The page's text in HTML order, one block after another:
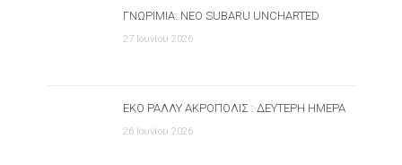
ΓΝΩΡΙΜΊΑ: ΝΈΟ SUBARU UNCHARTED
27 Ιουνίου 2026
ΕΚΟ ΡΆΛΛΥ ΑΚΡΌΠΟΛΙΣ : ΔΕΎΤΕΡΗ ΗΜΈΡΑ
26 Ιουνίου 2026